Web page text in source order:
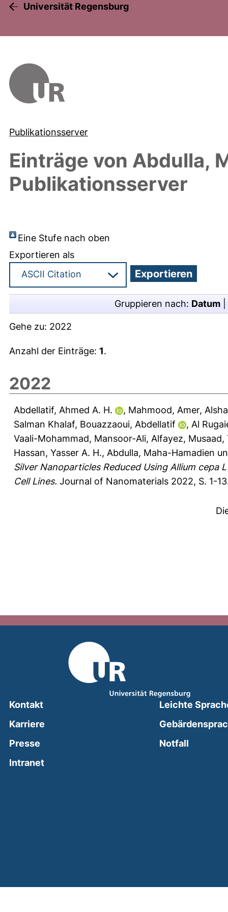
Universität Regensburg
Publikationsserver
Einträge von Abdulla,
Publikationsserver
Eine Stufe nach oben
Exportieren als
Gruppieren nach: Datum
Gehe zu: 2022
Anzahl der Einträge: 1.
2022
Abdellatif, Ahmed A. H. , Mahmood, Amer,
Salman Khalaf, Bouazzaoui, Abdellatif , Al
Vaali-Mohammad, Mansoor-Ali, Alfayez, Musaad,
Hassan, Yasser A. H., Abdulla, Maha-Hamadien
Silver Nanoparticles Reduced Using Allium cepa
Cell Lines. Journal of Nanomaterials 2022, S. 1-
Kontakt
Karriere
Presse
Intranet(external link, opens in a new window)
Leichte
Notfall